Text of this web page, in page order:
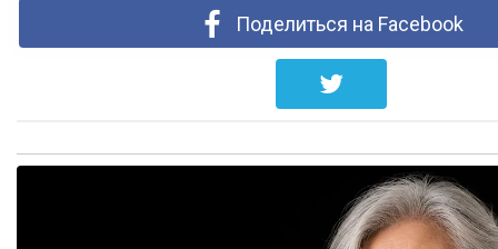
Поделиться на Facebook